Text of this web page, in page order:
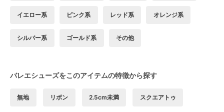
イエロー系 ピンク系 レッド系 オレンジ系
シルバー系 ゴールド系 その他
バレエシューズをこのアイテムの特徴から探す
無地 リボン 2.5cm未満 スクエアトゥ